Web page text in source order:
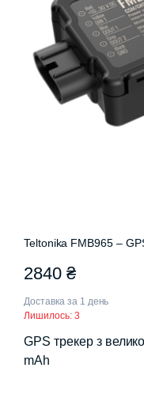
Teltonika FMB965 –
2840 ₴
Доставка за 1 день
Лишилось: 3
GPS трекер з
mAh